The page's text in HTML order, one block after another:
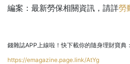
編案：最新勞保相關資訊，請詳勞
錢雜誌APP上線啦！快下載你的隨身理財寶典：
https://emagazine.page.link/AtYg